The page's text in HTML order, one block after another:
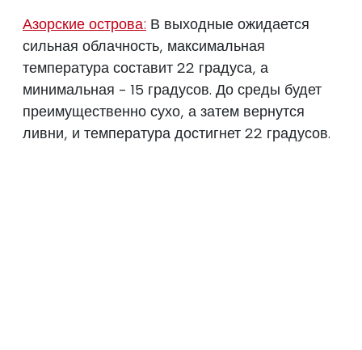
Азорские острова: В выходные ожидается
сильная облачность, максимальная
температура составит 22 градуса, а
минимальная - 15 градусов. До среды будет
преимущественно сухо, а затем вернутся
ливни, и температура достигнет 22 градусов.